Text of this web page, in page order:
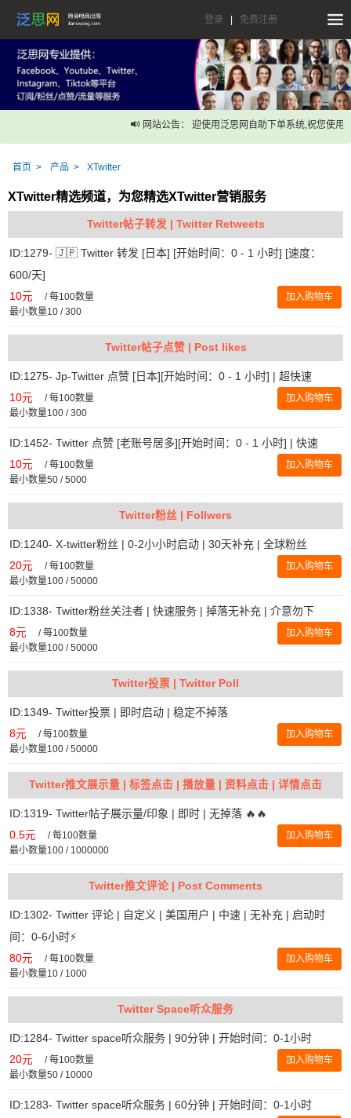
登录 免费注册
网站公告： 迎使用泛思网自助下单系统,祝您使用愉
首页 产品 XTwitter
XTwitter精选频道，为您精选XTwitter营销服务
Twitter帖子转发 | Twitter Retweets
ID:1279- 🇯🇵 Twitter 转发 [日本] [开始时间：0 - 1 小时] [速度：
600/天]
10元 /每100数量
最小数量10 / 300
加入购物车
Twitter帖子点赞 | Post likes
ID:1275- Jp-Twitter 点赞 [日本][开始时间：0 - 1 小时] | 超快速
10元 /每100数量
最小数量100 / 300
加入购物车
ID:1452- Twitter 点赞 [老账号居多][开始时间：0 - 1 小时] | 快速
10元 /每100数量
最小数量50 / 5000
加入购物车
Twitter粉丝 | Follwers
ID:1240- X-twitter粉丝 | 0-2小小时启动 | 30天补充 | 全球粉丝
20元 /每100数量
最小数量100 / 50000
加入购物车
ID:1338- Twitter粉丝关注者 | 快速服务 | 掉落无补充 | 介意勿下
8元 /每100数量
最小数量100 / 50000
加入购物车
Twitter投票 | Twitter Poll
ID:1349- Twitter投票 | 即时启动 | 稳定不掉落
8元 /每100数量
最小数量100 / 50000
加入购物车
Twitter推文展示量 | 标签点击 | 播放量 | 资料点击 | 详情点击
ID:1319- Twitter帖子展示量/印象 | 即时 | 无掉落 🔥🔥
0.5元 /每100数量
最小数量100 / 1000000
加入购物车
Twitter推文评论 | Post Comments
ID:1302- Twitter 评论 | 自定义 | 美国用户 | 中速 | 无补充 | 启动时
间：0-6小时⚡️
80元 /每100数量
最小数量10 / 1000
加入购物车
Twitter Space听众服务
ID:1284- Twitter space听众服务 | 90分钟 | 开始时间：0-1小时
20元 /每100数量
最小数量50 / 10000
加入购物车
ID:1283- Twitter space听众服务 | 60分钟 | 开始时间：0-1小时